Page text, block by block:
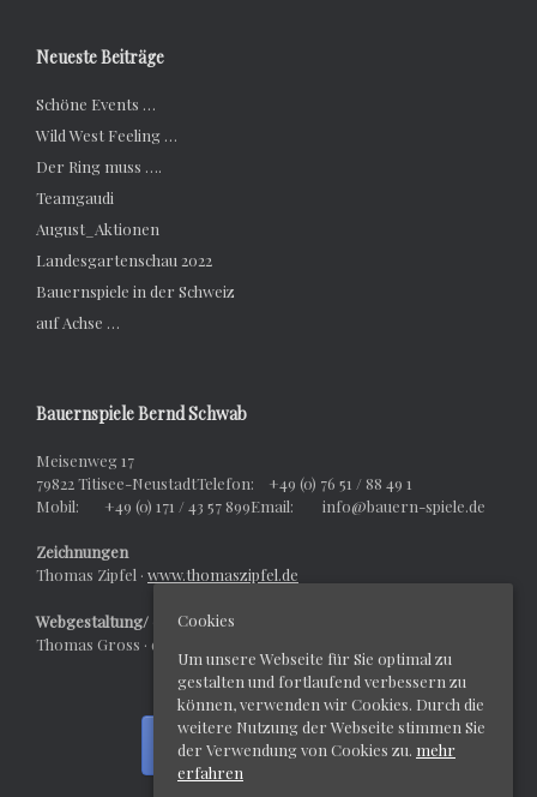
Neueste Beiträge
Schöne Events …
Wild West Feeling …
Der Ring muss ….
Teamgaudi
August_Aktionen
Landesgartenschau 2022
Bauernspiele in der Schweiz
auf Achse …
Bauernspiele Bernd Schwab
Meisenweg 17
79822 Titisee-NeustadtTelefon: +49 (0) 76 51 / 88 49 1
Mobil: +49 (0) 171 / 43 57 899Email: info@bauern-spiele.de
Zeichnungen
Thomas Zipfel · www.thomaszipfel.de
Webgestaltung/ -design
Thomas Gross · dexter-werbeagentur.de
Cookies
Um unsere Webseite für Sie optimal zu
gestalten und fortlaufend verbessern zu
können, verwenden wir Cookies. Durch die
weitere Nutzung der Webseite stimmen Sie
der Verwendung von Cookies zu. mehr
erfahren